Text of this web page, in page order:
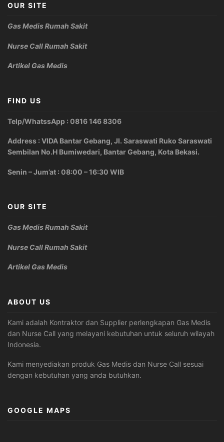
OUR SITE
Gas Medis Rumah Sakit
Nurse Call Rumah Sakit
Artikel Gas Medis
FIND US
Telp/WhatssApp : 0816 146 8306
Address : VIDA Bantar Gebang, Jl. Saraswati Ruko Saraswati
Sembilan No.H Bumiwedari, Bantar Gebang, Kota Bekasi.
Senin – Jum’at : 08:00 – 16:30 WIB
OUR SITE
Gas Medis Rumah Sakit
Nurse Call Rumah Sakit
Artikel Gas Medis
ABOUT US
Kami adalah Kontraktor dan Supplier perlengkapan Gas Medis
dan Nurse Call yang melayani kebutuhan untuk seluruh wilayah
Indonesia.
Kami menyediakan produk Gas Medis dan Nurse Call sesuai
dengan kebutuhan yang anda butuhkan.
GOOGLE MAPS